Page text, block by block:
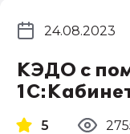
КЭДО с
24.08.2023
5